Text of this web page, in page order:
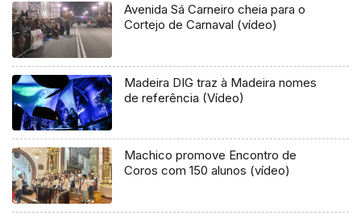
Avenida Sá Carneiro cheia para o
Cortejo de Carnaval (vídeo)
Madeira DIG traz à Madeira nomes
de referência (Vídeo)
Machico promove Encontro de
Coros com 150 alunos (vídeo)